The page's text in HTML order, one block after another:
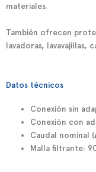
materiales.
También ofrecen
lavadoras, lavavajillas,
Datos técnicos
Conexión sin
Conexión con
Caudal nominal
Malla filtrante: